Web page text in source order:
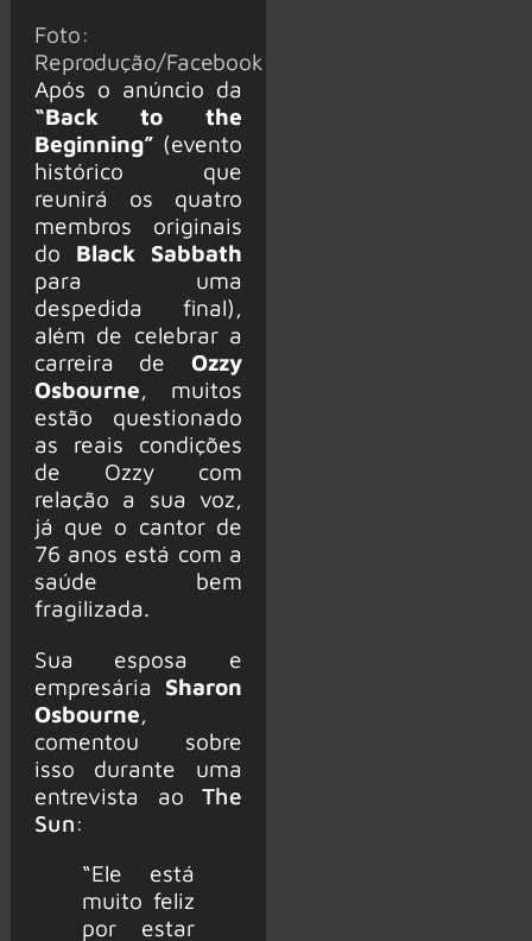
Foto:
Reprodução/Facebook
Após o anúncio da
“Back to the
Beginning” (evento
histórico que
reunirá os quatro
membros originais
do Black Sabbath
para uma
despedida final),
além de celebrar a
carreira de Ozzy
Osbourne, muitos
estão questionado
as reais condições
de Ozzy com
relação a sua voz,
já que o cantor de
76 anos está com a
saúde bem
fragilizada.
Sua esposa e
empresária Sharon
Osbourne
comentou sobre
isso durante uma
entrevista aoThe
Sun:
“Ele está
muito feliz
por estar